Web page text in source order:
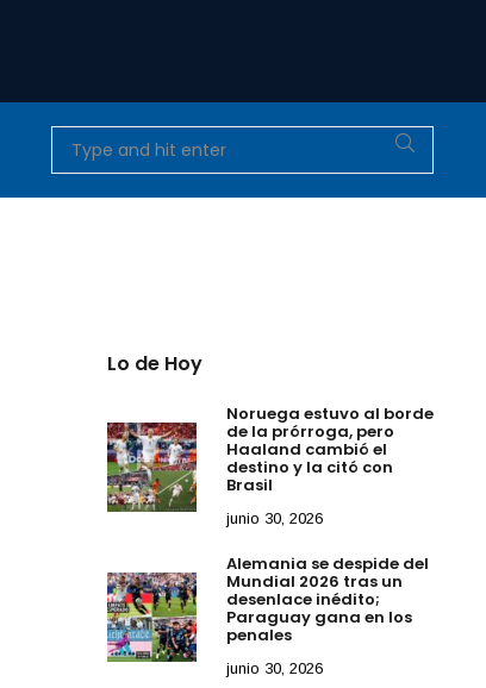
Lo de Hoy
Noruega estuvo al borde
de la prórroga, pero
Haaland cambió el
destino y la citó con
Brasil
junio 30, 2026
Alemania se despide del
Mundial 2026 tras un
desenlace inédito;
Paraguay gana en los
penales
junio 30, 2026